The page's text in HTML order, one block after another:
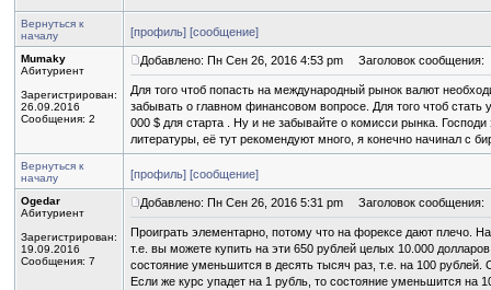
Вернуться к
началу
[профиль] [сообщение]
Mumaky
Абитуриент
Зарегистрирован:
26.09.2016
Сообщения: 2
Добавлено: Пн Сен 26, 2016 4:53 pm Заголовок сообщения:
Для того чтоб попасть на международный рынок валют
забывать о главном финансовом вопросе. Для того чтоб
000 $ для старта . Ну и не забывайте о комисси рынка.
литературы, её тут рекомендуют много, я конечно начинал с
Вернуться к
началу
[профиль] [сообщение]
Ogedar
Абитуриент
Зарегистрирован:
19.09.2016
Сообщения: 7
Добавлено: Пн Сен 26, 2016 5:31 pm Заголовок сообщения:
Проиграть элементарно, потому что на форексе дают плечо.
т.е. вы можете купить на эти 650 рублей целых 10.000
состояние уменьшится в десять тысяч раз, т.е. на 100
Если же курс упадет на 1 рубль, то состояние уменьшится на